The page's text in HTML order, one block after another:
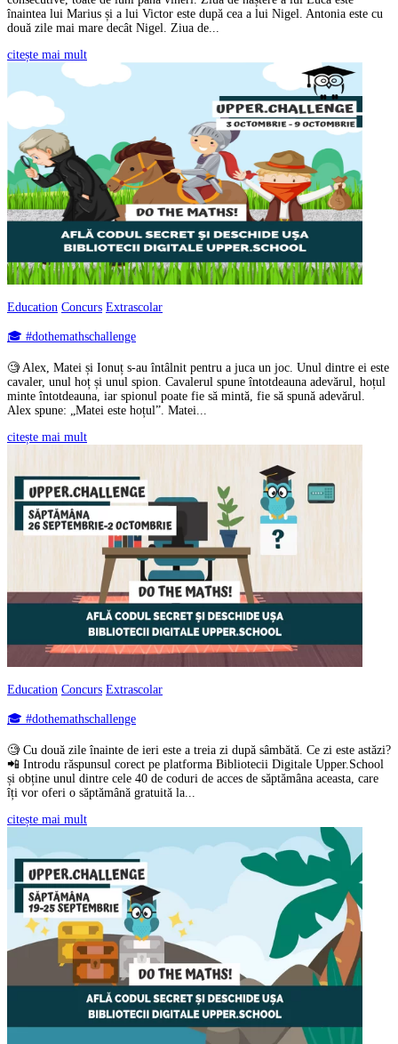
înaintea lui Marius și a lui Victor este după cea a lui Nigel. Antonia este cu
două zile mai mare decât Nigel. Ziua de...
citește mai mult
Education Concurs Extrascolar
🎓 #dothemathschallenge
🧐 Alex, Matei și Ionuț s-au întâlnit pentru a juca un joc. Unul dintre ei este
cavaler, unul hoț și unul spion. Cavalerul spune întotdeauna adevărul, hoțul
minte întotdeauna, iar spionul poate fie să mintă, fie să spună adevărul.
Alex spune: „Matei este hoțul”. Matei...
citește mai mult
Education Concurs Extrascolar
🎓 #dothemathschallenge
🧐 Cu două zile înainte de ieri este a treia zi după sâmbătă. Ce zi este astăzi?
📲 Introdu răspunsul corect pe platforma Bibliotecii Digitale Upper.School
și obține unul dintre cele 40 de coduri de acces de săptămâna aceasta, care
îți vor oferi o săptămână gratuită la...
citește mai mult